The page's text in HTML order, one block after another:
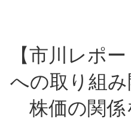
【市川レポ
への取り組
株価の関係